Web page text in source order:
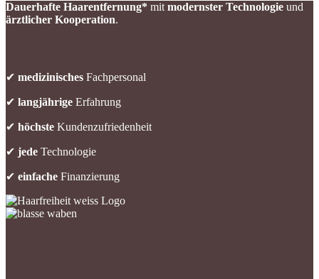
Dauerhafte Haarentfernung* mit modernster Technologie und
ärztlicher Kooperation.
✔ medizinisches Fachpersonal
✔ langjährige Erfahrung
✔ höchste Kundenzufriedenheit
✔ jede Technologie
✔ einfache Finanzierung